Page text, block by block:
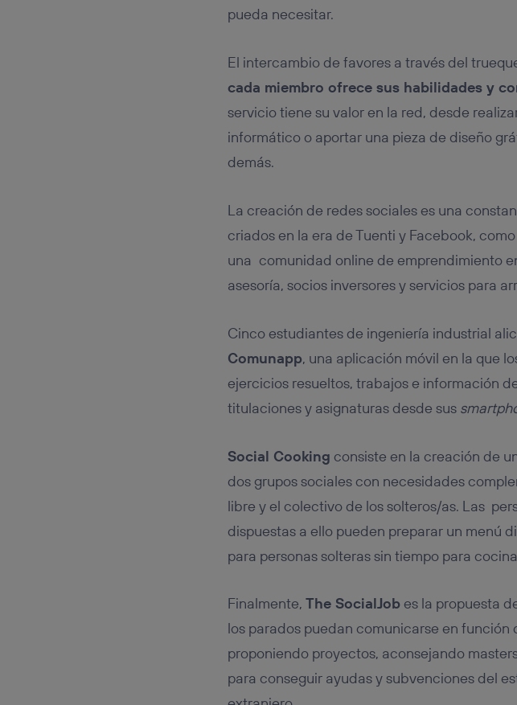
pueda necesitar.
El intercambio de favores a través del
cada miembro ofrece sus habilidades y
servicio tiene su valor en la red, desde
informático o aportar una pieza de diseño
demás.
La creación de redes sociales es una
criados en la era de Tuenti y Facebook,
una comunidad online de emprendimiento
asesoría, socios inversores y servicios para
Cinco estudiantes de ingeniería industrial
Comunapp, una aplicación móvil en la que
ejercicios resueltos, trabajos e información
titulaciones y asignaturas desde sus
Social Cooking consiste en la creación de
dos grupos sociales con necesidades
libre y el colectivo de los solteros/as. Las
dispuestas a ello pueden preparar un menú
para personas solteras sin tiempo para
Finalmente, The SocialJobes la propuesta
los parados puedan comunicarse en
proponiendo proyectos, aconsejando
para conseguir ayudas y subvenciones del